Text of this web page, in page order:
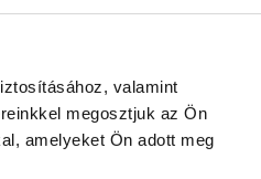
valamint
megosztjuk az Ön
amelyeket Ön adott meg
Íme egy
verses
meghozza a